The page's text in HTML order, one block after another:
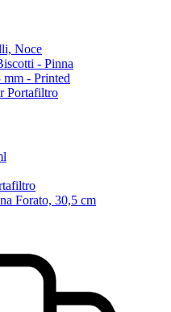
Noce
- Pinna
- Printed
Portafiltro
Forato, 30,5 cm